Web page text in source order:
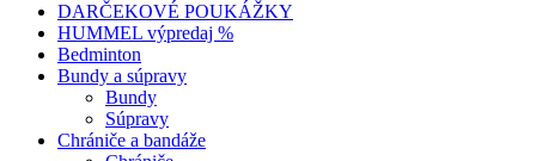
DARČEKOVÉ POUKÁŽKY
HUMMEL výpredaj %
Bedminton
Bundy a súpravy
Bundy
Súpravy
Chrániče a bandáže